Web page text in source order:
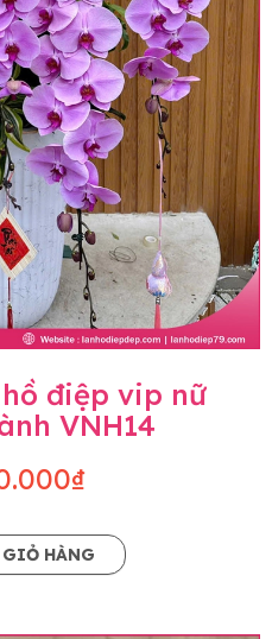
điệp vip nữ
VNH14
GIỎ HÀNG